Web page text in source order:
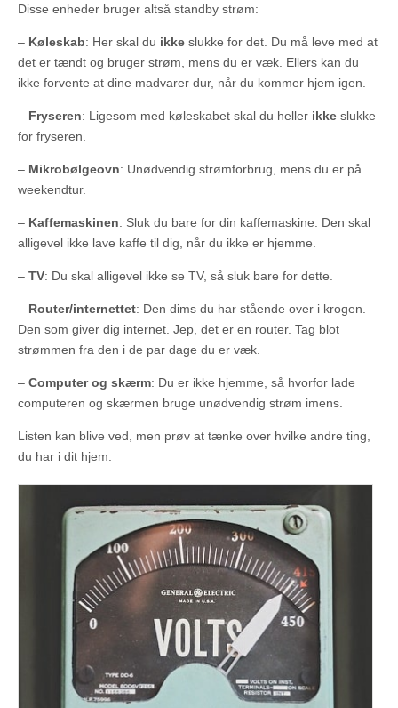
Disse enheder bruger altså standby strøm:
– Køleskab: Her skal du ikke slukke for det. Du må leve med at
det er tændt og bruger strøm, mens du er væk. Ellers kan du
ikke forvente at dine madvarer dur, når du kommer hjem igen.
– Fryseren: Ligesom med køleskabet skal du heller ikke slukke
for fryseren.
– Mikrobølgeovn: Unødvendig strømforbrug, mens du er på
weekendtur.
– Kaffemaskinen: Sluk du bare for din kaffemaskine. Den skal
alligevel ikke lave kaffe til dig, når du ikke er hjemme.
– TV: Du skal alligevel ikke se TV, så sluk bare for dette.
– Router/internettet: Den dims du har stående over i krogen.
Den som giver dig internet. Jep, det er en router. Tag blot
strømmen fra den i de par dage du er væk.
– Computer og skærm: Du er ikke hjemme, så hvorfor lade
computeren og skærmen bruge unødvendig strøm imens.
Listen kan blive ved, men prøv at tænke over hvilke andre ting,
du har i dit hjem.